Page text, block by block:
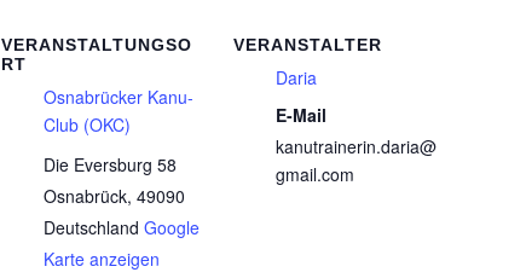
VERANSTALTUNGSO
RT
Osnabrücker Kanu-
Club (OKC)
Die Eversburg 58
Osnabrück, 49090
Deutschland Google
Karte anzeigen
VERANSTALTER
Daria
E-Mail
kanutrainerin.daria@
gmail.com